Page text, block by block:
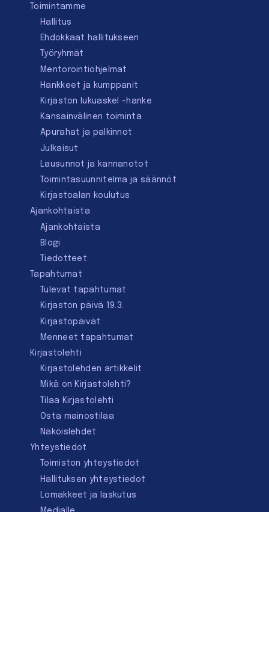
Toimintamme
Hallitus
Ehdokkaat hallitukseen
Työryhmät
Mentorointi­ohjelmat
Hankkeet ja kumppanit
Kirjaston lukuaskel -hanke
Kansainvälinen toiminta
Apurahat ja palkinnot
Julkaisut
Lausunnot ja kannanotot
Toimintasuunnitelma ja säännöt
Kirjastoalan koulutus
Ajankohtaista
Ajankohtaista
Blogi
Tiedotteet
Tapahtumat
Tulevat tapahtumat
Kirjaston päivä 19.3.
Kirjastopäivät
Menneet tapahtumat
Kirjastolehti
Kirjastolehden artikkelit
Mikä on Kirjastolehti?
Tilaa Kirjastolehti
Osta mainostilaa
Näköislehdet
Yhteystiedot
Toimiston yhteystiedot
Hallituksen yhteystiedot
Lomakkeet ja laskutus
Medialle